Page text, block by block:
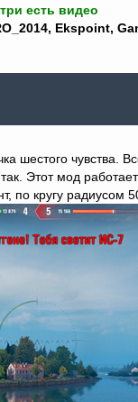
есть видео
Ekspoint,
шестого чувства.
Этот мод
по кругу радиусом